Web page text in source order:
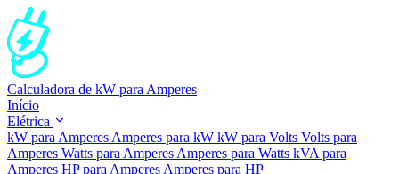
Calculadora de kW para Amperes
Início
Elétrica
kW para Amperes Amperes para kW kW para Volts Volts para
Amperes Watts para Amperes Amperes para Watts kVA para
Amperes HP para Amperes Amperes para HP